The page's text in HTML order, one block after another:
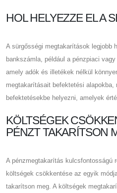
HOL HELYEZZE EL A
A sürgősségi megtakarítások legjobb
bankszámla, például a pénzpiaci
amely adók és illetékek nélkül
megtakarításait befektetési alapokba,
befektetésekbe helyezni, amelyek
KÖLTSÉGEK
PÉNZT TAKARÍTSON
A pénzmegtakarítás kulcsfontosságú
költségek csökkentése az egyik
takarítson meg. A költségek